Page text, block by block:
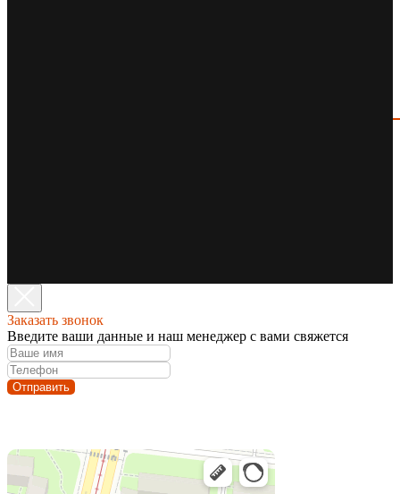
Заказать звонок
Введите ваши данные и наш менеджер с вами свяжется
Отправить